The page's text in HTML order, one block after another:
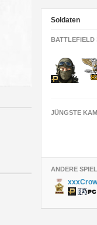
Soldaten
BATTLEFIELD
JÜNGSTE
ANDERE
xxxCrow